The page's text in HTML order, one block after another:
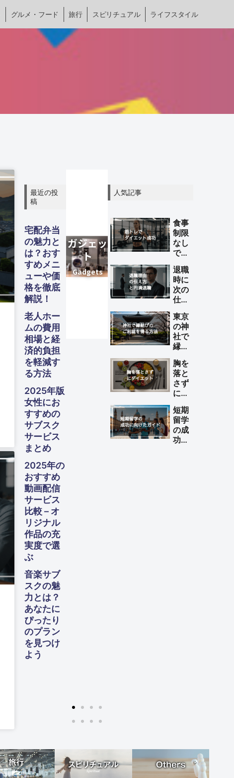
グルメ・フード 旅行 スピリチュアル ライフスタイル
最近の投
稿
宅配弁当
の魅力と
は？おす
すめメニ
ューや価
格を徹底
解説！
老人ホー
ムの費用
相場と経
済的負担
を軽減す
る方法
2025年版
女性にお
すすめの
サブスク
サービス
まとめ
2025年の
おすすめ
動画配信
サービス
比較 – オ
リジナル
作品の充
実度で選
ぶ
音楽サブ
スクの魅
力とは？
あなたに
ぴったり
のプラン
を見つけ
よう
人気記事
食事
制限
なし
で筋
によ
るダ
イエ
ット
を成
功さ
せる
方法
退職
時に
次の
仕事
まっ
てい
ない
理由
の伝
え方
と円
満退
職の
ため
のポ
イン
ト
東京
の神
社で
縁結
ご利
益を
得る
方法
胸を
落と
さず
にダ
ット
する
方法
短期
留学
の成
功に